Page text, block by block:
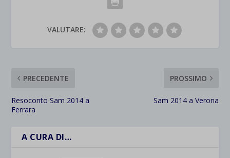
VALUTARE:
PRECEDENTE
Resoconto Sam 2014 a
Ferrara
PROSSIMO
Sam 2014 a Verona
A CURA DI…